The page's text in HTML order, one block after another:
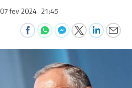
07 fev 2024 21:45